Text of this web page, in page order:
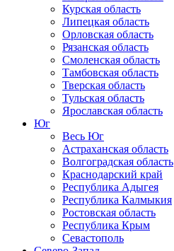
Курская область
Липецкая область
Орловская область
Рязанская область
Смоленская область
Тамбовская область
Тверская область
Тульская область
Ярославская область
Юг
Весь Юг
Астраханская область
Волгоградская область
Краснодарский край
Республика Адыгея
Республика Калмыкия
Ростовская область
Республика Крым
Севастополь